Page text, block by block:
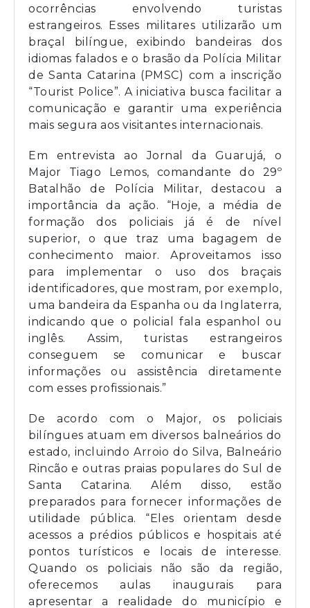
ocorrências envolvendo turistas
estrangeiros. Esses militares utilizarão um
braçal bilíngue, exibindo bandeiras dos
idiomas falados e o brasão da Polícia Militar
de Santa Catarina (PMSC) com a inscrição
“Tourist Police”. A iniciativa busca facilitar a
comunicação e garantir uma experiência
mais segura aos visitantes internacionais.
Em entrevista ao Jornal da Guarujá, o
Major Tiago Lemos, comandante do 29º
Batalhão de Polícia Militar, destacou a
importância da ação. “Hoje, a média de
formação dos policiais já é de nível
superior, o que traz uma bagagem de
conhecimento maior. Aproveitamos isso
para implementar o uso dos braçais
identificadores, que mostram, por exemplo,
uma bandeira da Espanha ou da Inglaterra,
indicando que o policial fala espanhol ou
inglês. Assim, turistas estrangeiros
conseguem se comunicar e buscar
informações ou assistência diretamente
com esses profissionais.”
De acordo com o Major, os policiais
bilíngues atuam em diversos balneários do
estado, incluindo Arroio do Silva, Balneário
Rincão e outras praias populares do Sul de
Santa Catarina. Além disso, estão
preparados para fornecer informações de
utilidade pública. “Eles orientam desde
acessos a prédios públicos e hospitais até
pontos turísticos e locais de interesse.
Quando os policiais não são da região,
oferecemos aulas inaugurais para
apresentar a realidade do município e